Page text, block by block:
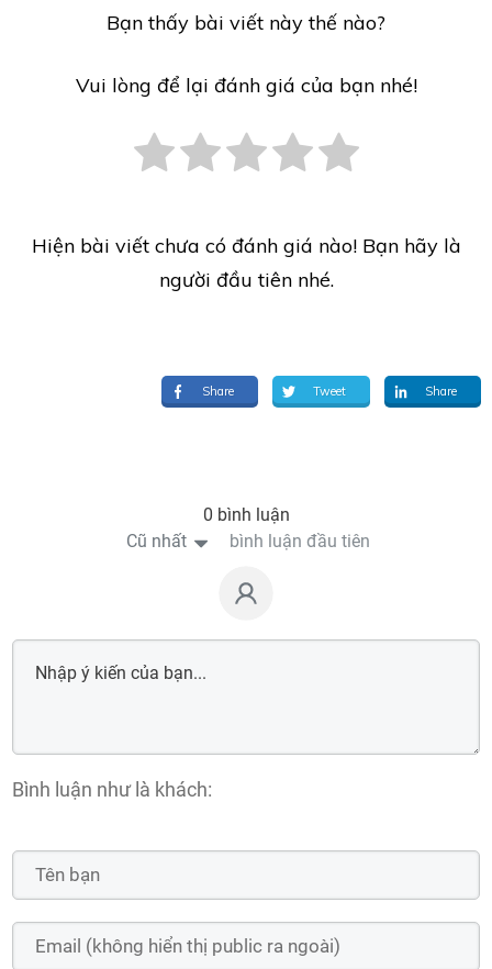
Bạn thấy bài viết này thế nào?
Vui lòng để lại đánh giá của bạn nhé!
Hiện bài viết chưa có đánh giá nào! Bạn hãy là
người đầu tiên nhé.
Share Tweet Share
0 bình luận
Cũ nhất
bình luận đầu tiên
Bình luận như là khách: